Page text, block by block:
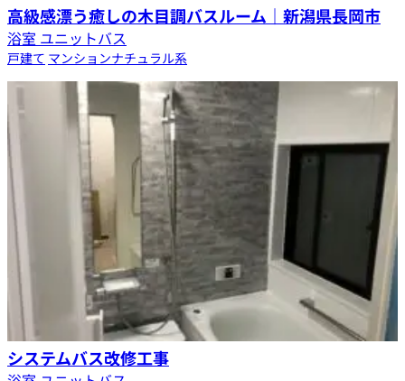
高級感漂う癒しの木目調バスルーム｜新潟県長岡市
浴室 ユニットバス
戸建て マンションナチュラル系
システムバス改修工事